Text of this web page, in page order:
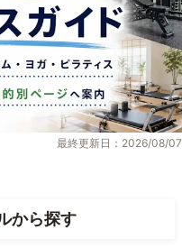
最終更新日：2026/08/07
から探す